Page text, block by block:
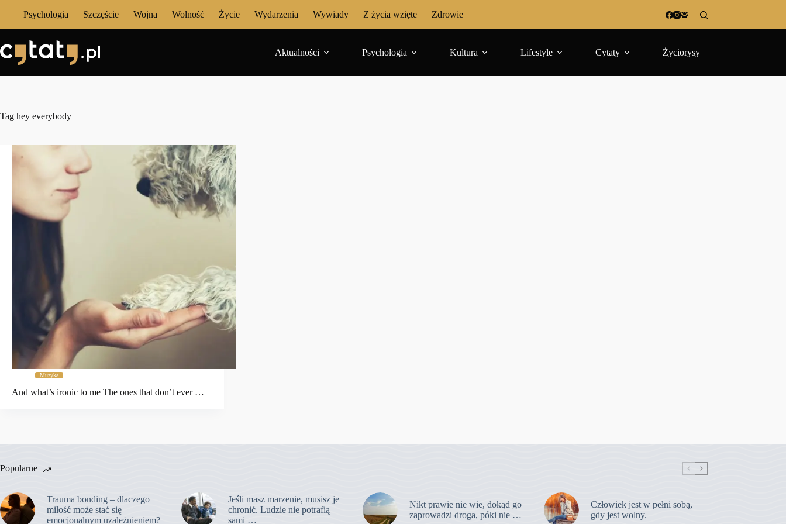
Psychologia Szczęście Wojna Wolność Życie Wydarzenia Wywiady Z życia wzięte Zdrowie
Aktualności Psychologia Kultura Lifestyle Cytaty Życiorysy
Tag hey everybody
Muzyka
And what’s ironic to me The ones that don’t ever …
Popularne
Trauma bonding – dlaczego
miłość może stać się
emocjonalnym uzależnieniem?
Jeśli masz marzenie, musisz je
chronić. Ludzie nie potrafią
sami …
Nikt prawie nie wie, dokąd go
zaprowadzi droga, póki nie …
Człowiek jest w pełni sobą,
gdy jest wolny.